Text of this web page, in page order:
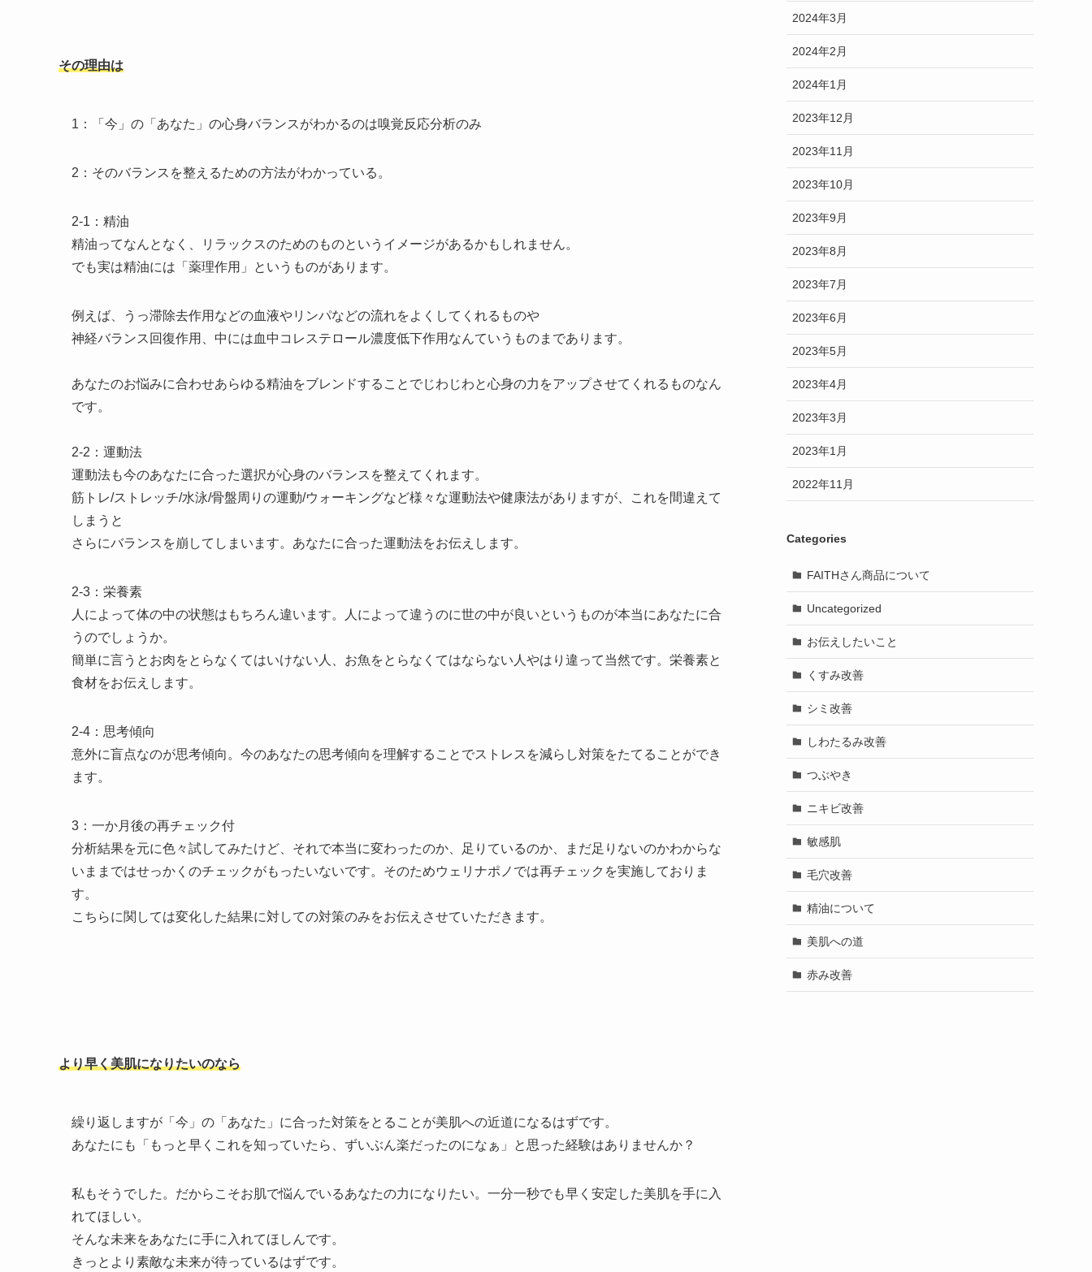
その理由は
1：「今」の「あなた」の心身バランスがわかるのは嗅覚反応分析のみ
2：そのバランスを整えるための方法がわかっている。
2-1：精油
精油ってなんとなく、リラックスのためのものというイメージがあるかもしれません。
でも実は精油には「薬理作用」というものがあります。
例えば、うっ滞除去作用などの血液やリンパなどの流れをよくしてくれるものや
神経バランス回復作用、中には血中コレステロール濃度低下作用なんていうものまであります。
あなたのお悩みに合わせあらゆる精油をブレンドすることでじわじわと心身の力をアップさせてくれるものなん
です。
2-2：運動法
運動法も今のあなたに合った選択が心身のバランスを整えてくれます。
筋トレ/ストレッチ/水泳/骨盤周りの運動/ウォーキングなど様々な運動法や健康法がありますが、これを間違えて
しまうと
さらにバランスを崩してしまいます。あなたに合った運動法をお伝えします。
2-3：栄養素
人によって体の中の状態はもちろん違います。人によって違うのに世の中が良いというものが本当にあなたに合
うのでしょうか。
簡単に言うとお肉をとらなくてはいけない人、お魚をとらなくてはならない人やはり違って当然です。栄養素と
食材をお伝えします。
2-4：思考傾向
意外に盲点なのが思考傾向。今のあなたの思考傾向を理解することでストレスを減らし対策をたてることができ
ます。
3：一か月後の再チェック付
分析結果を元に色々試してみたけど、それで本当に変わったのか、足りているのか、まだ足りないのかわからな
いままではせっかくのチェックがもったいないです。そのためウェリナポノでは再チェックを実施しておりま
す。
こちらに関しては変化した結果に対しての対策のみをお伝えさせていただきます。
より早く美肌になりたいのなら
繰り返しますが「今」の「あなた」に合った対策をとることが美肌への近道になるはずです。
あなたにも「もっと早くこれを知っていたら、ずいぶん楽だったのになぁ」と思った経験はありませんか？
私もそうでした。だからこそお肌で悩んでいるあなたの力になりたい。一分一秒でも早く安定した美肌を手に入
れてほしい。
そんな未来をあなたに手に入れてほしんです。
きっとより素敵な未来が待っているはずです。
2024年3月
2024年2月
2024年1月
2023年12月
2023年11月
2023年10月
2023年9月
2023年8月
2023年7月
2023年6月
2023年5月
2023年4月
2023年3月
2023年1月
2022年11月
Categories
FAITHさん商品について
Uncategorized
お伝えしたいこと
くすみ改善
シミ改善
しわたるみ改善
つぶやき
ニキビ改善
敏感肌
毛穴改善
精油について
美肌への道
赤み改善